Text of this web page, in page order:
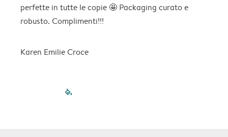
perfette in tutte le copie 🤩 Packaging curato e
robusto. Complimenti!!!
Karen Emilie Croce
filled-pagination